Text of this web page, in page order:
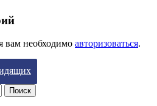
вам необходимо авторизоваться.